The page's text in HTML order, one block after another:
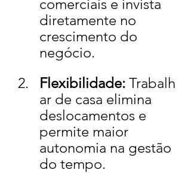
comerciais e invista
diretamente no
crescimento do
negócio.
Flexibilidade: Trabalh
ar de casa elimina
deslocamentos e
permite maior
autonomia na gestão
do tempo.